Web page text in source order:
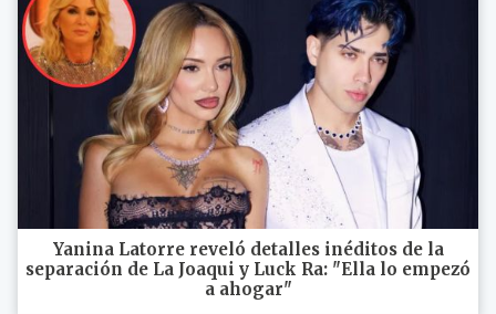
Yanina Latorre reveló detalles inéditos de la
separación de La Joaqui y Luck Ra: "Ella lo empezó
a ahogar"